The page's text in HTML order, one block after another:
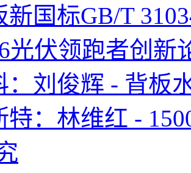
新国标GB/T
光伏领跑者创新
：刘俊辉 - 背板
特：林维红 -